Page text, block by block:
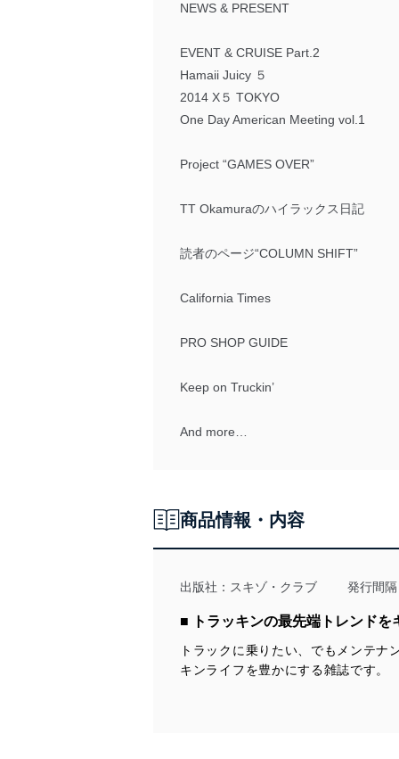
NEWS & PRESENT
EVENT & CRUISE Part.2
Hamaii Juicy ５
2014 X５ TOKYO
One Day American Meeting vol.1
Project “GAMES OVER”
TT Okamuraのハイラックス日記
読者のページ“COLUMN SHIFT”
California Times
PRO SHOP GUIDE
Keep on Truckin’
And more…
商品情報・内容
出版社： スキゾ・クラブ 発行間
■ トラッキンの最先端トレンドを
トラックに乗りたい、でもメンテ
キンライフを豊かにする雑誌です。